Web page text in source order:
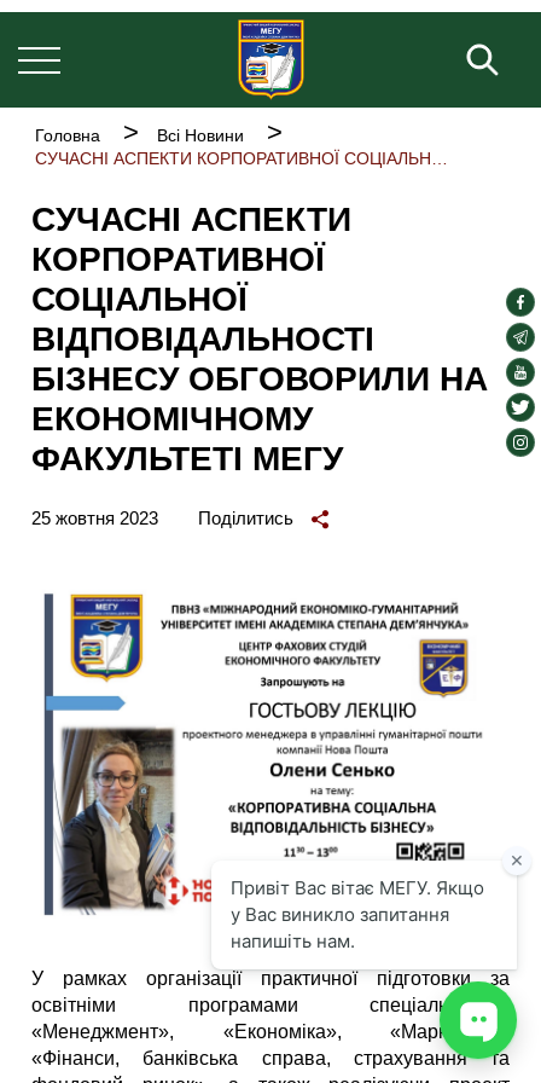
Перейти
до
основного
вмісту
Основна
Рядок
навіґації
Головна
Всі Новини
СУЧАСНІ АСПЕКТИ
КОРПОРАТИВНОЇ
СОЦІАЛЬНОЇ
ВІДПОВІДАЛЬНОСТІ
БІЗНЕСУ ОБГОВОРИЛИ НА
ЕКОНОМІЧНОМУ
ФАКУЛЬТЕТІ МЕГУ
25 жовтня 2023 Поділитись
У рамках організації практичної підготовки за
освітніми програмами спеціальностей
«Менеджмент», «Економіка», «Маркетинг»,
«Фінанси, банківська справа, страхування та